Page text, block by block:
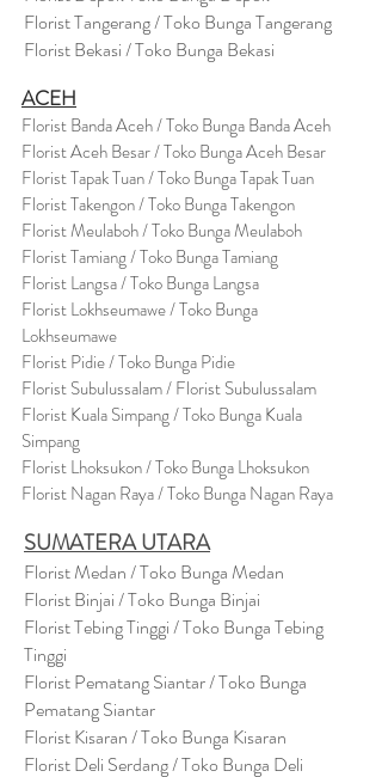
Florist Tangerang / Toko Bunga Tangerang
Florist Bekasi / Toko Bunga Bekasi
ACEH
Florist Banda Aceh / Toko Bunga Banda Aceh
Florist Aceh Besar / Toko Bunga Aceh Besar
Florist Tapak Tuan / Toko Bunga Tapak Tuan
Florist Takengon / Toko Bunga Takengon
Florist Meulaboh / Toko Bunga Meulaboh
Florist Tamiang / Toko Bunga Tamiang
Florist Langsa / Toko Bunga Langsa
Florist Lokhseumawe / Toko Bunga
Lokhseumawe
Florist Pidie / Toko Bunga Pidie
Florist Subulussalam / Florist Subulussalam
Florist Kuala Simpang / Toko Bunga Kuala
Simpang
Florist Lhoksukon / Toko Bunga Lhoksukon
Florist Nagan Raya / Toko Bunga Nagan Raya
SUMATERA UTARA
Florist Medan / Toko Bunga Medan
Florist Binjai / Toko Bunga Binjai
Florist Tebing Tinggi / Toko Bunga Tebing
Tinggi
Florist Pematang Siantar / Toko Bunga
Pematang Siantar
Florist Kisaran / Toko Bunga Kisaran
Florist Deli Serdang / Toko Bunga Deli